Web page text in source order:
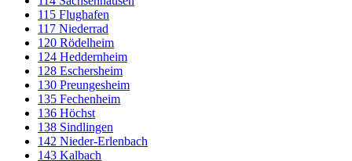
115 Flughafen
117 Niederrad
120 Rödelheim
124 Heddernheim
128 Eschersheim
130 Preungesheim
135 Fechenheim
136 Höchst
138 Sindlingen
142 Nieder-Erlenbach
143 Kalbach